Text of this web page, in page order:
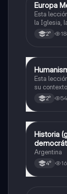
Historia
Europa
Esta
la Iglesia,
2°
Historia
Esta
su
la
2° 54
Historia
Historia
Argentina
4°